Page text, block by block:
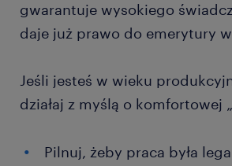
gwarantuje wysokiego
daje już prawo do emerytury
Jeśli jesteś w wieku
działaj z myślą o komfortowej
Pilnuj, żeby praca była